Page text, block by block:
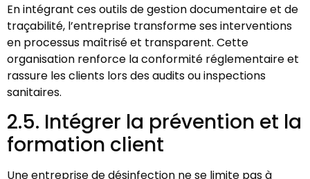
En intégrant ces outils de gestion documentaire et de
traçabilité, l’entreprise transforme ses interventions
en processus maîtrisé et transparent. Cette
organisation renforce la conformité réglementaire et
rassure les clients lors des audits ou inspections
sanitaires.
2.5. Intégrer la prévention et la
formation client
Une entreprise de désinfection ne se limite pas à